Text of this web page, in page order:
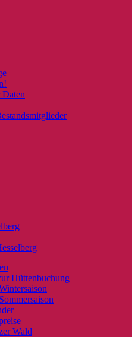
Hüttenbuchung
Wald